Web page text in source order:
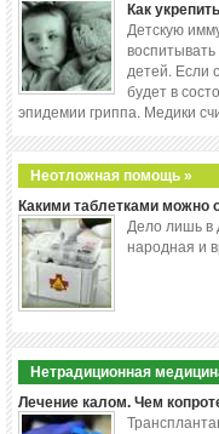
Как
Детскую
детей. Если
будет в
эпидемии гриппа. Медики
Неотложная помощь »
Какими таблетками можно
Дело лишь в
народная и
Нетрадиционная
Лечение калом. Чем